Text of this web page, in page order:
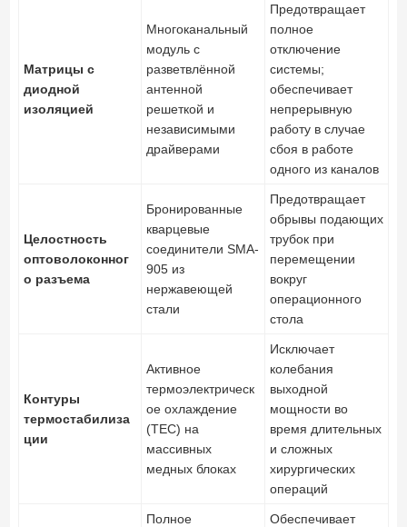
Матрицы с
диодной
изоляцией
Многоканальный
модуль с
разветвлённой
антенной
решеткой и
независимыми
драйверами
Предотвращает
полное
отключение
системы;
обеспечивает
непрерывную
работу в случае
сбоя в работе
одного из каналов
Целостность
оптоволоконног
о разъема
Бронированные
кварцевые
соединители SMA-
905 из
нержавеющей
стали
Предотвращает
обрывы подающих
трубок при
перемещении
вокруг
операционного
стола
Контуры
термостабилиза
ции
Активное
термоэлектрическ
ое охлаждение
(TEC) на
массивных
медных блоках
Исключает
колебания
выходной
мощности во
время длительных
и сложных
хирургических
операций
Полное
Обеспечивает